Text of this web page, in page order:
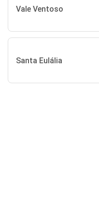
Vale Ventoso
Santa Eulália